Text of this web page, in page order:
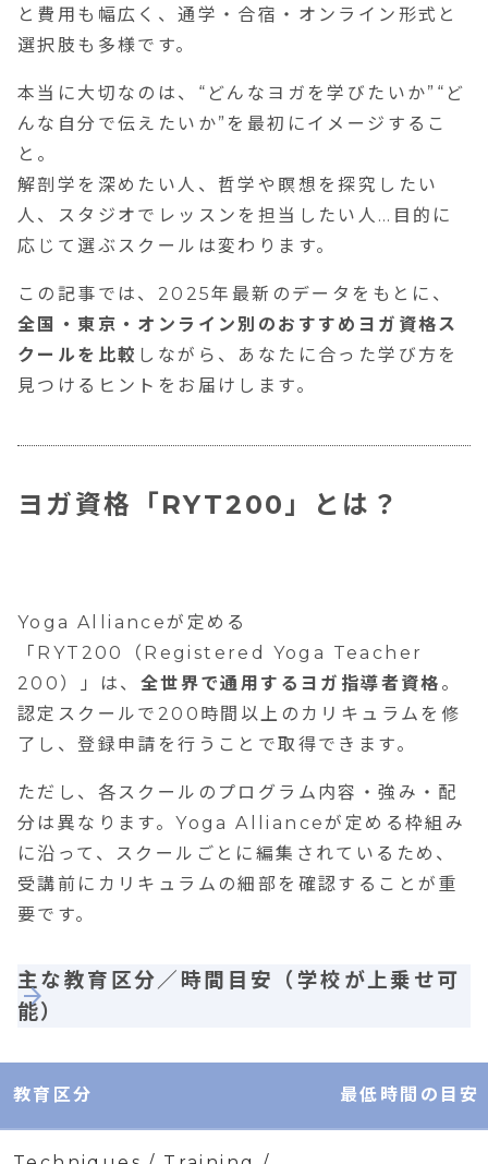
と費用も幅広く、通学・合宿・オンライン形式と
選択肢も多様です。
本当に大切なのは、“どんなヨガを学びたいか”“ど
んな自分で伝えたいか”を最初にイメージするこ
と。
解剖学を深めたい人、哲学や瞑想を探究したい
人、スタジオでレッスンを担当したい人…目的に
応じて選ぶスクールは変わります。
この記事では、2025年最新のデータをもとに、
全国・東京・オンライン別のおすすめヨガ資格ス
クールを比較 しながら、あなたに合った学び方を
見つけるヒントをお届けします。
ヨガ資格「RYT200」とは？
Yoga Allianceが定める
「RYT200（Registered Yoga Teacher
200）」は、 全世界で通用するヨガ指導者資格 。
認定スクールで200時間以上のカリキュラムを修
了し、登録申請を行うことで取得できます。
ただし、各スクールのプログラム内容・強み・配
分は異なります。Yoga Allianceが定める枠組み
に沿って、スクールごとに編集されているため、
受講前にカリキュラムの細部を確認することが重
要です。
主な教育区分／時間目安（学校が上乗せ可
能）
教育区分 最低時間の目安